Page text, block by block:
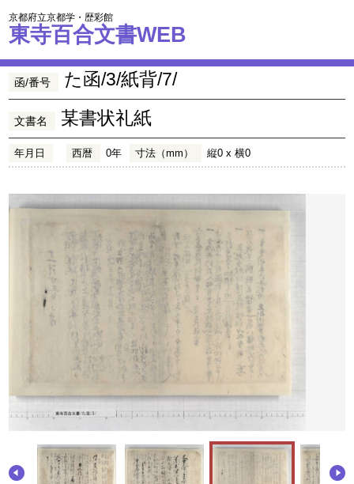
京都府立京都学・歴彩館
東寺百合文書WEB
函/番号 た函/3/紙背/7/
文書名 某書状礼紙
年月日 西暦 0年 寸法（mm） 縦0 x 横0